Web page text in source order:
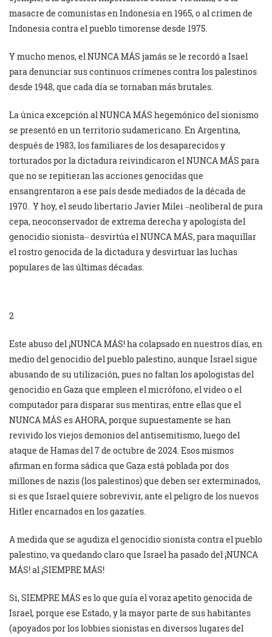
masacre de comunistas en Indonesia en 1965, o al crimen de
Indonesia contra el pueblo timorense desde 1975.
Y mucho menos, el NUNCA MÁS jamás se le recordó a Isael
para denunciar sus continuos crímenes contra los palestinos
desde 1948, que cada día se tornaban más brutales.
La única excepción al NUNCA MÁS hegemónico del sionismo
se presentó en un territorio sudamericano. En Argentina,
después de 1983, los familiares de los desaparecidos y
torturados por la dictadura reivindicaron el NUNCA MÁS para
que no se repitieran las acciones genocidas que
ensangrentaron a ese país desde mediados de la década de
1970. Y hoy, el seudo libertario Javier Milei ‒neoliberal de pura
cepa, neoconservador de extrema derecha y apologista del
genocidio sionista‒ desvirtúa el NUNCA MÁS, para maquillar
el rostro genocida de la dictadura y desvirtuar las luchas
populares de las últimas décadas.
2
Este abuso del ¡NUNCA MÁS! ha colapsado en nuestros días, en
medio del genocidio del pueblo palestino, aunque Israel sigue
abusando de su utilización, pues no faltan los apologistas del
genocidio en Gaza que empleen el micrófono, el video o el
computador para disparar sus mentiras, entre ellas que el
NUNCA MÁS es AHORA, porque supuestamente se han
revivido los viejos demonios del antisemitismo, luego del
ataque de Hamas del 7 de octubre de 2024. Esos mismos
afirman en forma sádica que Gaza está poblada por dos
millones de nazis (los palestinos) que deben ser exterminados,
si es que Israel quiere sobrevivir, ante el peligro de los nuevos
Hitler encarnados en los gazatíes.
A medida que se agudiza el genocidio sionista contra el pueblo
palestino, va quedando claro que Israel ha pasado del ¡NUNCA
MÁS! al ¡SIEMPRE MÁS!
Si, SIEMPRE MÁS es lo que guía el voraz apetito genocida de
Israel, porque ese Estado, y la mayor parte de sus habitantes
(apoyados por los lobbies sionistas en diversos lugares del